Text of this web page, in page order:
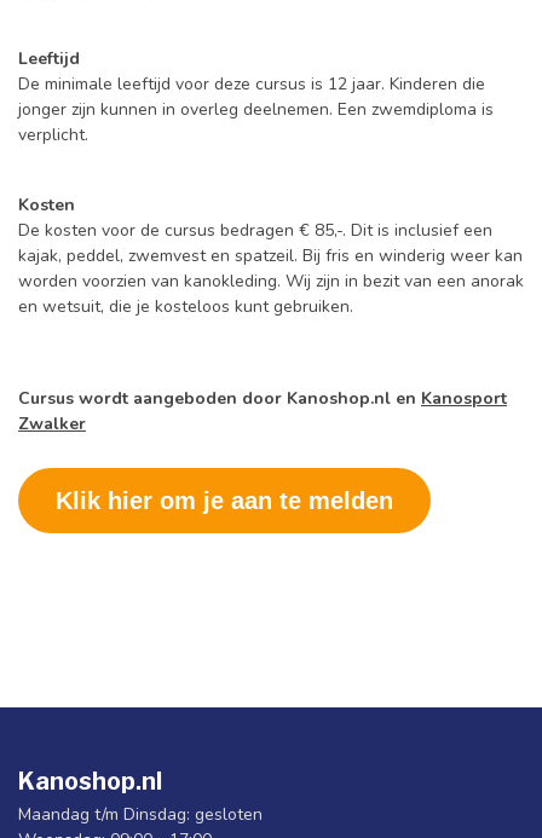
Leeftijd
De minimale leeftijd voor deze cursus is 12 jaar. Kinderen die
jonger zijn kunnen in overleg deelnemen. Een zwemdiploma is
verplicht.
Kosten
De kosten voor de cursus bedragen € 85,-. Dit is inclusief een
kajak, peddel, zwemvest en spatzeil. Bij fris en winderig weer kan
worden voorzien van kanokleding. Wij zijn in bezit van een anorak
en wetsuit, die je kosteloos kunt gebruiken.
Cursus wordt aangeboden door Kanoshop.nl en Kanosport
Zwalker
Klik hier om je aan te melden
Kanoshop.nl
Maandag t/m Dinsdag: gesloten